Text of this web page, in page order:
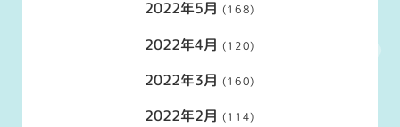
2022年5月 (168)
2022年4月 (120)
2022年3月 (160)
2022年2月 (114)